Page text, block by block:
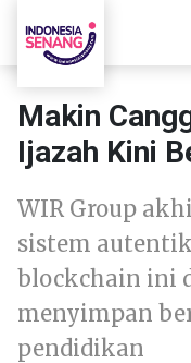
Makin
Ijazah Kini
WIR Group
sistem
blockchain ini
menyimpan
pendidikan